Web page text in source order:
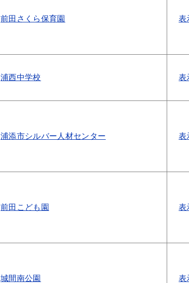
前田さくら保育園 表
浦西中学校 表
浦添市シルバー人材センター 表
前田こども園 表
城間南公園 表